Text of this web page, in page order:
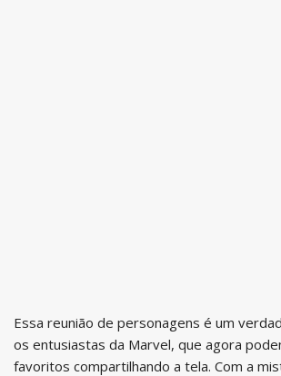
Essa reunião de personagens é um
os entusiastas da Marvel, que agora
favoritos compartilhando a tela. Com a